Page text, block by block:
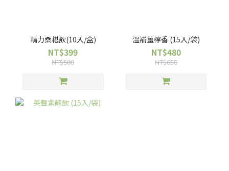
精力桑椹飲(10入/盒)
NT$399
NT$500
溫補薑檸香 (15入/袋)
NT$480
NT$650